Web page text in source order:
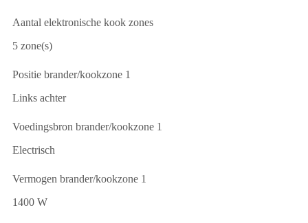
Aantal elektronische kook zones
5 zone(s)
Positie brander/kookzone 1
Links achter
Voedingsbron brander/kookzone 1
Electrisch
Vermogen brander/kookzone 1
1400 W